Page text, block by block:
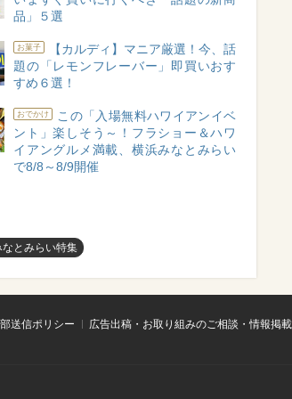
品」５選
お菓子
【カルディ】マニア厳選！今、話
題の「レモンフレーバー」即買いおす
すめ６選！
おでかけ
この「入場無料ハワイアンイベ
ント」楽しそう～！フラショー＆ハワ
イアングルメ満載、横浜みなとみらい
で8/8～8/9開催
なとみらい特集
送信ポリシー
広告出稿・お取り組みのご相談・情報掲